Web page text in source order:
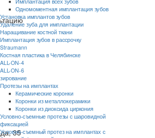
35
Одномоментная имплантация зубов
Установка имплантов зубов
Удаление зуба для имплантации
Наращивание костной ткани
Имплантация зубов в рассрочку
Straumann
Костная пластика в Челябинске
ALL-ON-4
ALL-ON-6
Протезы на имплантах
Керамические коронки
Коронки из металлокерамики
Коронки из диоксида циркония
Условно-съемные протезы с шаровидной
фиксацией
Условно-съемный протез на имплантах с